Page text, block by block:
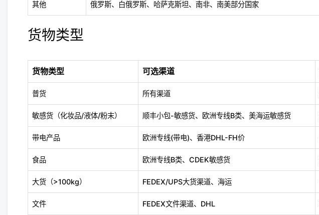
其他 俄罗斯、白俄罗斯、哈萨克斯坦、南非、南美部分国家
货物类型
货物类型 可选渠道
普货 所有渠道
敏感货（化妆品/液体/粉末） 顺丰小包-敏感货、欧洲专线B类、美海运敏感货
带电产品 欧洲专线(带电)、香港DHL-FH价
食品 欧洲专线B类、CDEK敏感货
大货（>100kg） FEDEX/UPS大货渠道、海运
文件 FEDEX文件渠道、DHL